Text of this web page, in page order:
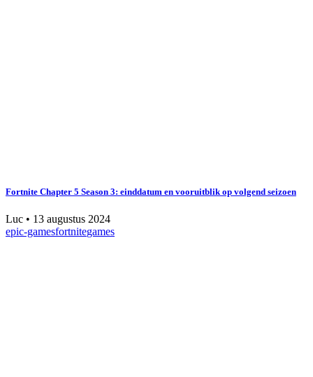
Fortnite Chapter 5 Season 3: einddatum en vooruitblik op volgend seizoen
Luc • 13 augustus 2024
epic-gamesfortnitegames